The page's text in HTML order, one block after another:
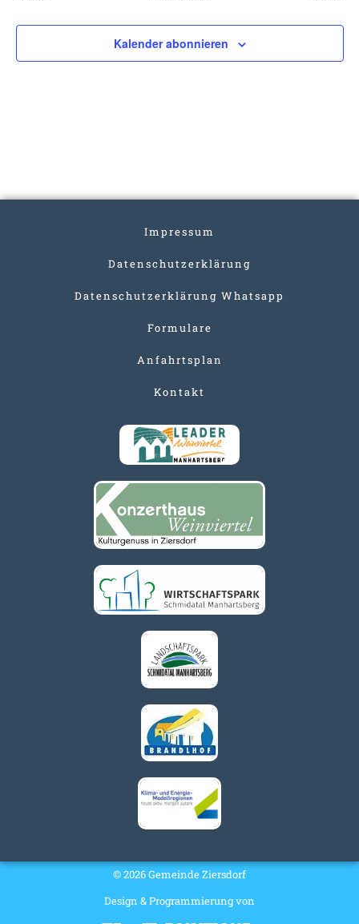
Kalender abonnieren
Impressum
Datenschutzerklärung
Datenschutzerklärung Whatsapp
Formulare
Anfahrtsplan
Kontakt
© 2026 Gemeinde Ziersdorf
Design & Programmierung von